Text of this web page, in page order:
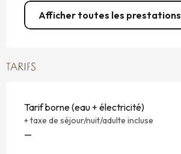
Afficher toutes les prestations
TARIFS
Tarif borne (eau + électricité)
+ taxe de séjour/nuit/adulte incluse
—